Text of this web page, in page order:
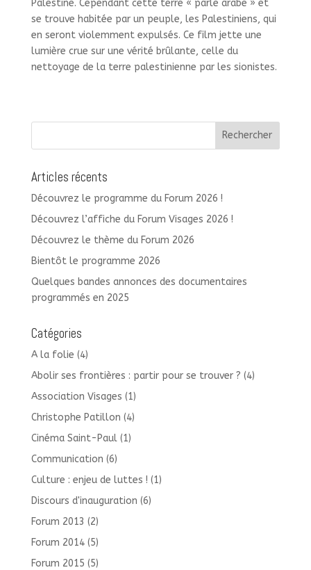
Palestine. Cependant cette terre « parle arabe » et
se trouve habitée par un peuple, les Palestiniens, qui
en seront violemment expulsés. Ce film jette une
lumière crue sur une vérité brûlante, celle du
nettoyage de la terre palestinienne par les sionistes.
Articles récents
Découvrez le programme du Forum 2026 !
Découvrez l’affiche du Forum Visages 2026 !
Découvrez le thème du Forum 2026
Bientôt le programme 2026
Quelques bandes annonces des documentaires
programmés en 2025
Catégories
A la folie (4)
Abolir ses frontières : partir pour se trouver ? (4)
Association Visages (1)
Christophe Patillon (4)
Cinéma Saint-Paul(1)
Communication (6)
Culture : enjeu de luttes ! (1)
Discours d'inauguration (6)
Forum 2013 (2)
Forum 2014(5)
Forum 2015 (5)